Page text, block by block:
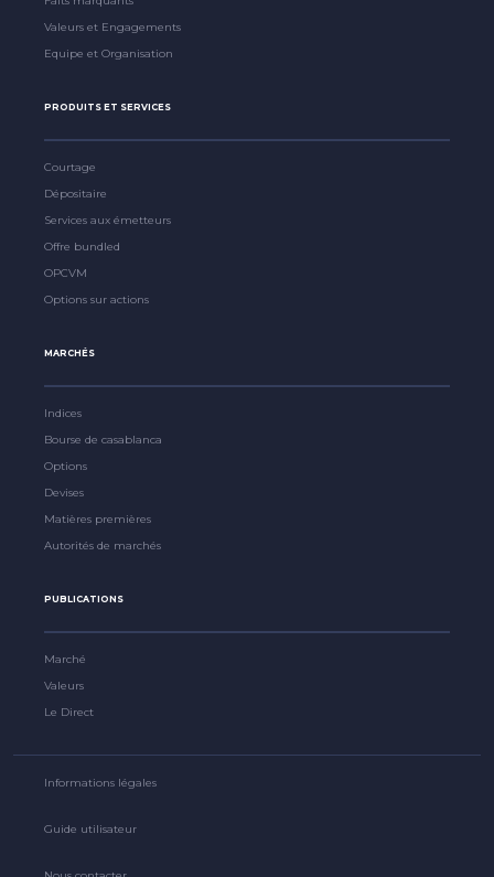
Valeurs et Engagements
Equipe et Organisation
PRODUITS ET SERVICES
Courtage
Dépositaire
Services aux émetteurs
Offre bundled
OPCVM
Options sur actions
MARCHÉS
Indices
Bourse de casablanca
Options
Devises
Matières premières
Autorités de marchés
PUBLICATIONS
Marché
Valeurs
Le Direct
Informations légales
Guide utilisateur